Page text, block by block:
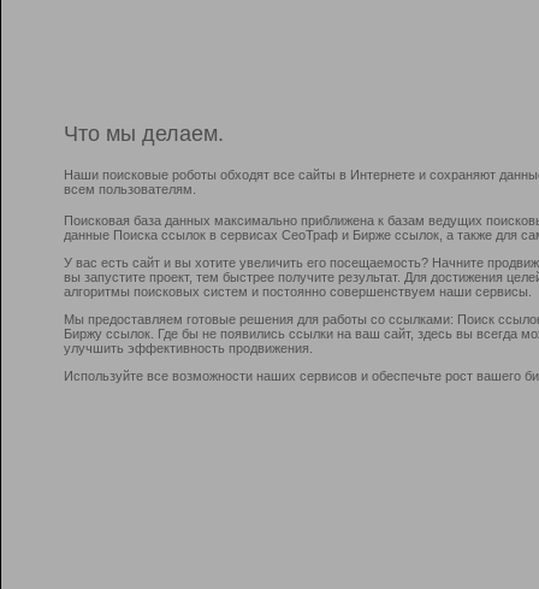
Что мы делаем.
Наши поисковые роботы обходят все сайты в Интернете и сохраняют
всем пользователям.
Поисковая база данных максимально приближена к базам ведущих
данные Поиска ссылок в сервисах СеоТраф и Бирже ссылок, а также для
У вас есть сайт и вы хотите увеличить его посещаемость? Начните
вы запустите проект, тем быстрее получите результат. Для достижения
алгоритмы поисковых систем и постоянно совершенствуем наши сервисы.
Мы предоставляем готовые решения для работы со ссылками: Поиск
Биржу ссылок. Где бы не появились ссылки на ваш сайт, здесь вы всегда
улучшить эффективность продвижения.
Используйте все возможности наших сервисов и обеспечьте рост вашего